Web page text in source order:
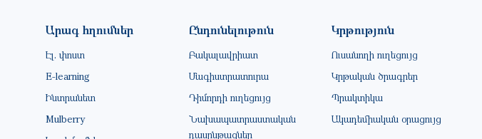
Footer site information
Արագ հղումներ
Էլ. փոստ
E-learning
Ինտրանետ
Mulberry
Ընդունելութուն
Բակալավրիատ
Մագիստրատուրա
Դիմորդի ուղեցույց
Նախապատրաստական
դասընթացներ
Կրթություն
Ուսանողի ուղեցույց
Կրթական ծրագրեր
Պրակտիկա
Ակադեմիական օրացույց